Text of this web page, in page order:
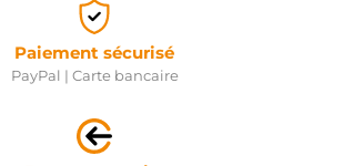
Paiement sécurisé
PayPal | Carte bancaire